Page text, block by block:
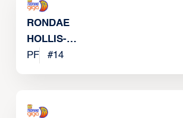
RONDAE
HOLLIS-
JEFFERSON
PF #14